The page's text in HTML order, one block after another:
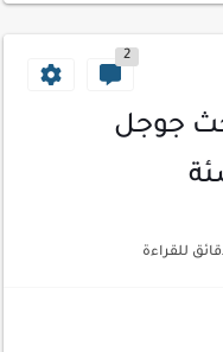
2
جوجل